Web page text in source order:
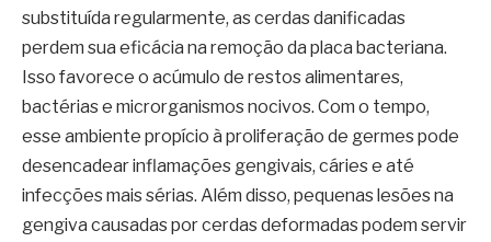
substituída regularmente, as cerdas danificadas
perdem sua eficácia na remoção da placa bacteriana.
Isso favorece o acúmulo de restos alimentares,
bactérias e microrganismos nocivos. Com o tempo,
esse ambiente propício à proliferação de germes pode
desencadear inflamações gengivais, cáries e até
infecções mais sérias. Além disso, pequenas lesões na
gengiva causadas por cerdas deformadas podem servir